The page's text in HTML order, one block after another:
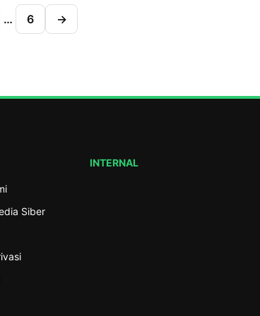
dalam pendidikan, kegelisahan
kemiskinan yang masih membelenggu
itulah para ulama dan tokoh NU
… 6 →
Siber
INTERNAL